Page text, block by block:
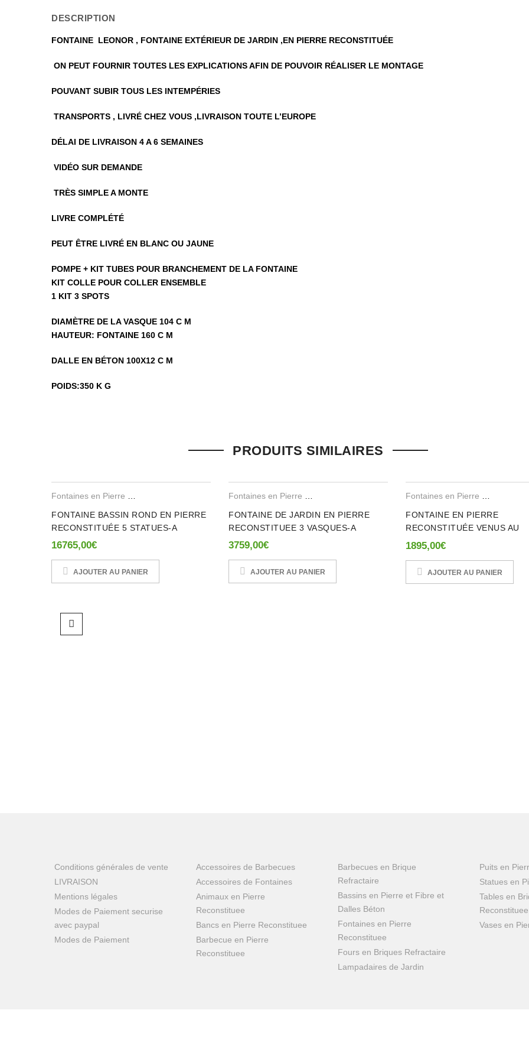
DESCRIPTION
FONTAINE LEONOR , FONTAINE EXTÉRIEUR DE JARDIN ,EN PIERRE RECONSTITUÉE
ON PEUT FOURNIR TOUTES LES EXPLICATIONS AFIN DE POUVOIR RÉALISER LE MONTAGE
POUVANT SUBIR TOUS LES INTEMPÉRIES
TRANSPORTS , LIVRÉ CHEZ VOUS ,LIVRAISON TOUTE L’EUROPE
DÉLAI DE LIVRAISON 4 A 6 SEMAINES
VIDÉO SUR DEMANDE
TRÈS SIMPLE A MONTE
LIVRE COMPLÉTÉ
PEUT ÊTRE LIVRÉ EN BLANC OU JAUNE
POMPE + KIT TUBES POUR BRANCHEMENT DE LA FONTAINE
KIT COLLE POUR COLLER ENSEMBLE
1 KIT 3 SPOTS
DIAMÈTRE DE LA VASQUE 104 C M
HAUTEUR: FONTAINE 160 C M
DALLE EN BÉTON 100X12 C M
POIDS:350 K G
Seuls les clients connectés ayant acheté ce produit ont la possibilité de laisser un avis.
PRODUITS SIMILAIRES
FONTAINE BASSIN ROND EN PIERRE
RECONSTITUÉE 5 STATUES-A
16765,00€
AJOUTER AU PANIER
FONTAINE DE JARDIN EN PIERRE
RECONSTITUEE 3 VASQUES-A
3759,00€
AJOUTER AU PANIER
FONTAINE EN PIERRE
RECONSTITUÉE VENUS AU
COQUILLAGE-A
1895,00€
AJOUTER AU PANIER
Conditions générales de vente
LIVRAISON
Mentions légales
Modes de Paiement securise
avec paypal
Modes de Paiement
Accessoires de Barbecues
Accessoires de Fontaines
Animaux en Pierre
Reconstituee
Bancs en Pierre Reconstituee
Barbecue en Pierre
Reconstituee
Barbecues en Brique
Refractaire
Bassins en Pierre et Fibre et
Dalles Béton
Fontaines en Pierre
Reconstituee
Fours en Briques Refractaire
Lampadaires de Jardin
Puits en
Statues en
Tables en
Reconstituee
Vases en